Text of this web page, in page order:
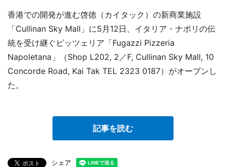
香港での開発が進む啓徳（カイタック）の新商業施設
「Cullinan Sky Mall」に5月12日、イタリア・ナポリの伝
統を受け継ぐピッツェリア「Fugazzi Pizzeria
Napoletana」（Shop L202, 2／F, Cullinan Sky Mall, 10
Concorde Road, Kai Tak TEL 2323 0187）がオープンし
た。
記事を読む
シェア